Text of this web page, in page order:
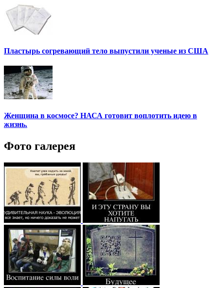
Пластырь согревающий тело выпустили ученые из США
Женщина в космосе? НАСА готовит воплотить идею в
жизнь.
Фото галерея